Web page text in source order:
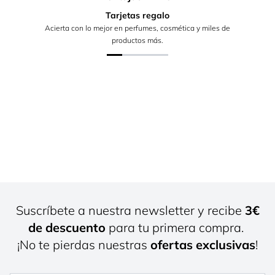
Tarjetas regalo
Acierta con lo mejor en perfumes, cosmética y miles de
productos más.
Suscríbete a nuestra newsletter y recibe 3€
de descuento para tu primera compra.
¡No te pierdas nuestras ofertas exclusivas!